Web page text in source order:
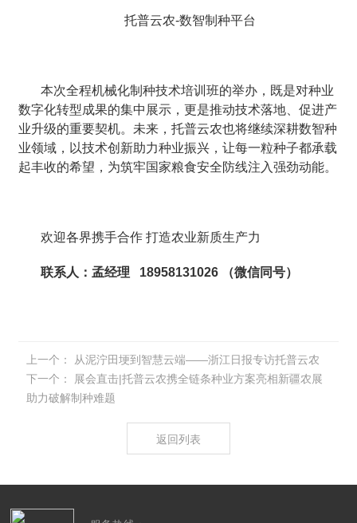
托普云农-数智制种平台
本次全程机械化制种技术培训班的举办，既是对种业
数字化转型成果的集中展示，更是推动技术落地、促进产
业升级的重要契机。未来，托普云农也将继续深耕数智种
业领域，以技术创新助力种业振兴，让每一粒种子都承载
起丰收的希望，为筑牢国家粮食安全防线注入强劲动能。
欢迎各界携手合作 打造农业新质生产力
联系人：孟经理 18958131026 （微信同号）
上一个：
从泥泞田埂到智慧云端——浙江日报专访托普云农
下一个：
展会直击|托普云农携全链条种业方案亮相新疆农展
助力破解制种难题
返回列表